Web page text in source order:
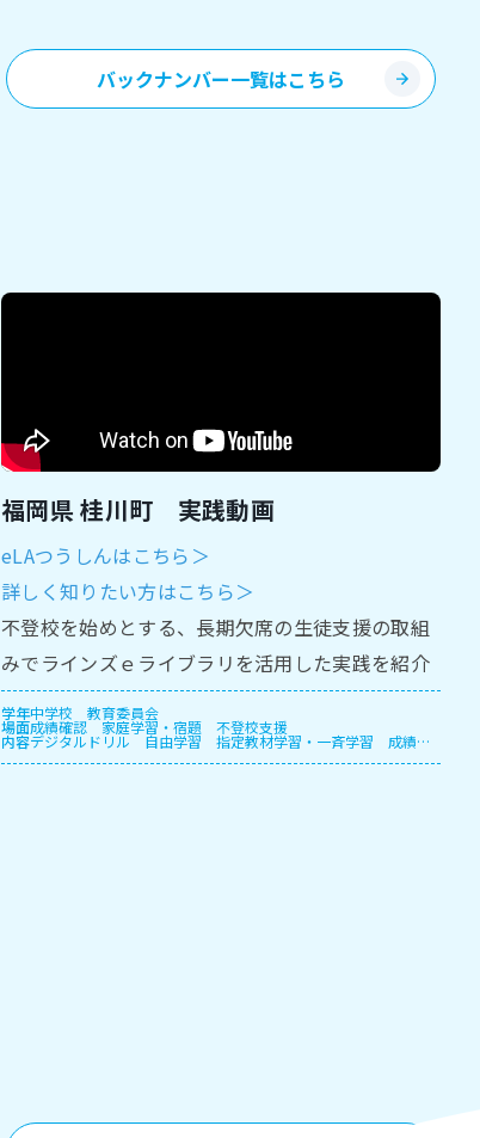
バックナンバー一覧はこちら
福岡県 桂川町 実践動画
eLAつうしんはこちら＞
詳しく知りたい方はこちら＞
不登校を始めとする、長期欠席の生徒支援の取組
みでラインズｅライブラリを活用した実践を紹介
します。
学年中学校 教育委員会
場面成績確認 家庭学習・宿題 不登校支援
内容デジタルドリル 自由学習 指定教材学習・一斉学習 成績管
理